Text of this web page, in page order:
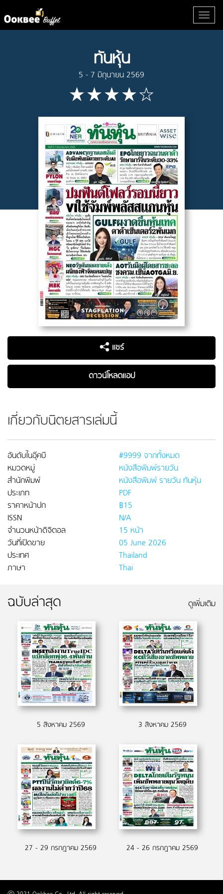
ทันหุ้น
5 - 7 มิถุนายน 2569
แชร์
ดาวน์โหลดแอป
เกี่ยวกับนิตยสารเล่มนี้
อันดับในอุ๊คบี
#9999 จากทั้งหมด
หมวดหมู่
หนังสือพิมพ์รายวัน
สำนักพิมพ์
หนังสือพิมพ์ รายวัน ทันหุ้น
ประเภท
PDF
ราคาหน้าปก
฿15
ISSN
N/A
จำนวนหน้าดิจิตอล
15 หน้า
วันที่เปิดขาย
05 June 2026
ประเทศ
Thailand
ภาษา
Thai
ฉบับล่าสุด ดูเพิ่มเติม
5 สิงหาคม 2569 3 สิงหาคม 2569
27 - 29 กรกฎาคม 2569 24 - 26 กรกฎาคม 2569